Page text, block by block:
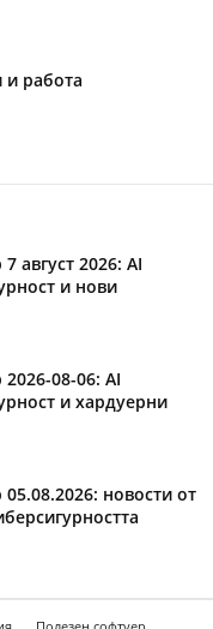
работа
август 2026: AI
и нови
08-06: AI
и хардуерни
новости от